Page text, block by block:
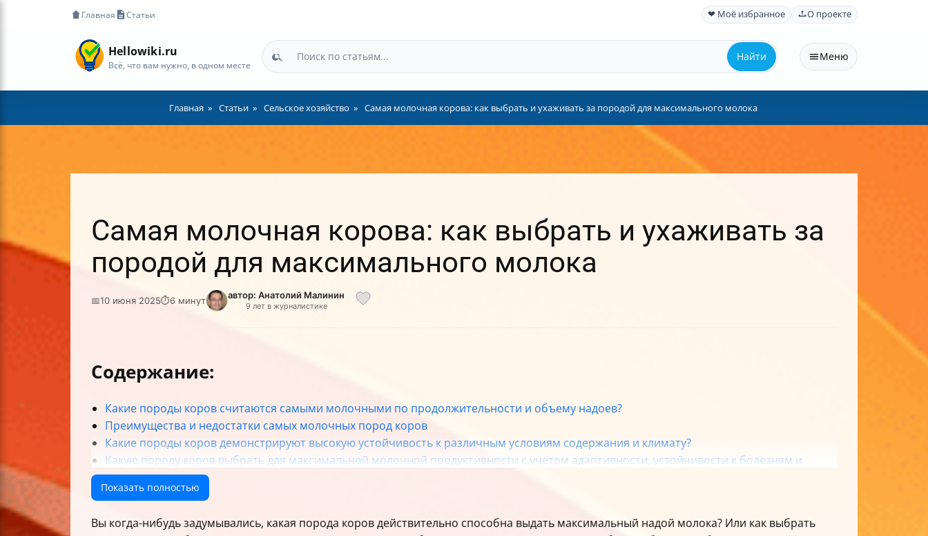
Главная Статьи ❤ Моё избранное О проекте
Hellowiki.ru
Всё, что вам нужно, в одном месте
Найти Меню
Главная Статьи Сельское хозяйство Самая молочная корова: как выбрать и ухаживать за породой для максимального молока
Самая молочная корова: как выбрать и ухаживать за
породой для максимального молока
📅10 июня 2025⏱6 минут автор: Анатолий Малинин
9 лет в журналистике
Содержание:
Какие породы коров считаются самыми молочными по продолжительности и объему надоев?
Преимущества и недостатки самых молочных пород коров
Какие породы коров демонстрируют высокую устойчивость к различным условиям содержания и климату?
Какую породу коров выбрать для максимальной молочной продуктивности с учетом адаптивности, устойчивости к болезням и
репродуктивных качеств?
Какие породы коров подходят для начинающих фермеров, ориентированных на высокие надои?
Как факторы окружающей среды и методы управления влияют на молочную продуктивность различных пород коров?
Показать полностью
Вы когда-нибудь задумывались, какая порода коров действительно способна выдать максимальный надой молока? Или как выбрать